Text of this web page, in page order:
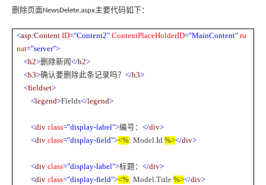
删除页面NewsDelete.aspx主要代码如下：
<asp:Content ID="Content2" ContentPlaceHolderID="MainContent" ru
nat="server">
<h2>删除新闻</h2>
<h3>确认要删除此条记录吗？</h3>
<fieldset>
<legend>Fields</legend>
<div class="display-label">编号：</div>
<div class="display-field"><%: Model.Id%></div>
<div class="display-label">标题：</div>
<div class="display-field"><%: Model.Title%></div>